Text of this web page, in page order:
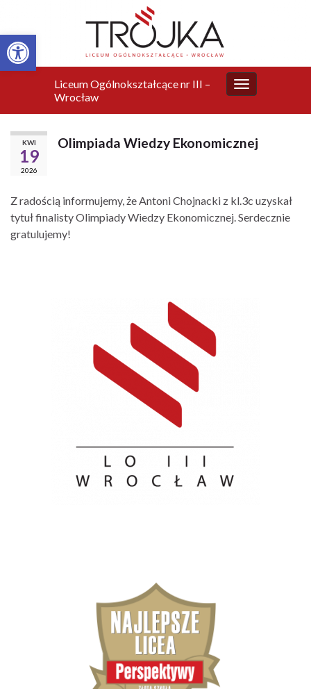
Otwórz pasek narzędzi
Przełącz
Liceum Ogólnokształcące nr III –
Wrocław
KWI
19
2026
Olimpiada Wiedzy Ekonomicznej
Z radością informujemy, że Antoni Chojnacki z kl.3c uzyskał
tytuł finalisty Olimpiady Wiedzy Ekonomicznej. Serdecznie
gratulujemy!